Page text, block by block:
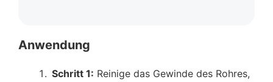
Anwendung
Schritt 1: Reinige das Gewinde des Rohres,